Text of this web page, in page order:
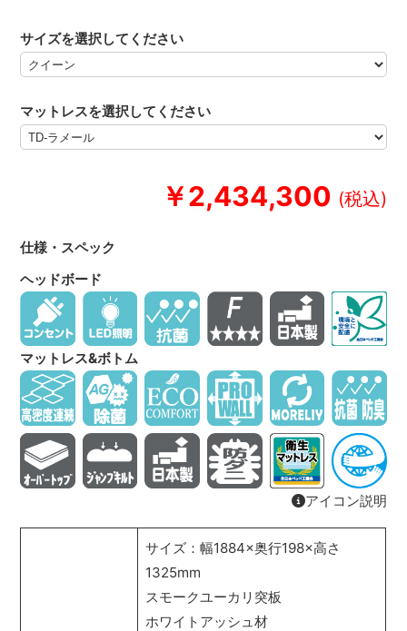
￥2,434,300
サイズを選択してください
マットレスを選択してください
仕様・スペック
ヘッドボード
マットレス&ボトム
アイコン説明
サイズ：幅1884×奥行198×高さ
1325mm
スモークユーカリ突板
ホワイトアッシュ材